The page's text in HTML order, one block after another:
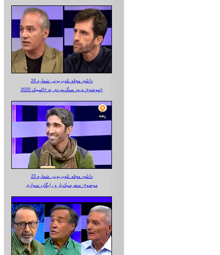
دانلود مجله تلویزیونی شماره 24
موضوع: ورود سنگ‌نوردی به «المپیک 2020»
دانلود مجله تلویزیونی شماره 23
موضوع: سفرسبک‌بار و رایگان سواری